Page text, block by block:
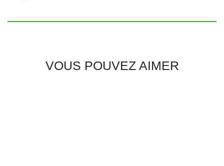
VOUS POUVEZ AIMER